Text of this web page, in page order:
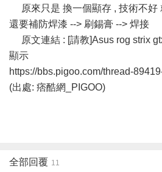
原來只是 換一個顯存 , 技術不好
還要補防焊漆 --> 刷錫膏 --> 焊接
原文連結 : [請教]Asus rog strix
顯示
https://bbs.pigoo.com/thread-
(出處: 痞酷網_PIGOO)
全部回覆 11